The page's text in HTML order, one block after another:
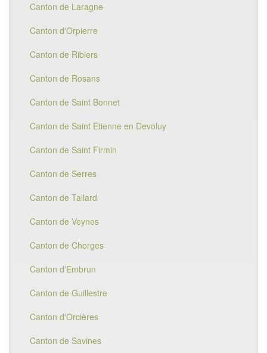
Canton de Laragne
Canton d'Orpierre
Canton de Ribiers
Canton de Rosans
Canton de Saint Bonnet
Canton de Saint Etienne en Devoluy
Canton de Saint Firmin
Canton de Serres
Canton de Tallard
Canton de Veynes
Canton de Chorges
Canton d'Embrun
Canton de Guillestre
Canton d'Orcières
Canton de Savines